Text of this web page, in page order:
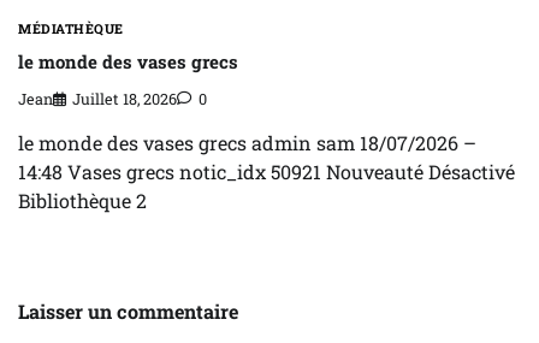
MÉDIATHÈQUE
le monde des vases grecs
Jean Juillet 18, 2026 0
le monde des vases grecs admin sam 18/07/2026 –
14:48 Vases grecs notic_idx 50921 Nouveauté Désactivé
Bibliothèque 2
Laisser un commentaire